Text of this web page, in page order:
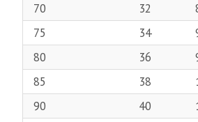
70
32
75
34
80
36
85
38
90
40